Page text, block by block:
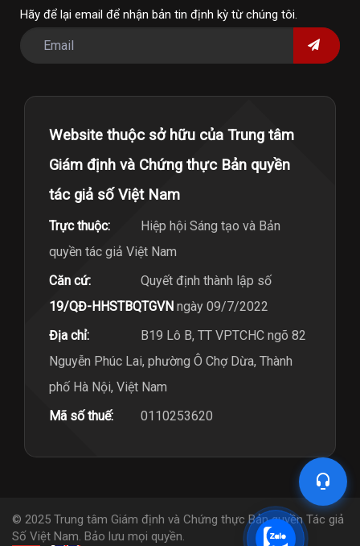
Hãy để lại email để nhận bản tin định kỳ từ chúng tôi.
Website thuộc sở hữu của Trung tâm
Giám định và Chứng thực Bản quyền
tác giả số Việt Nam
Trực thuộc:
Hiệp hội Sáng tạo và Bản
quyền tác giả Việt Nam
Căn cứ:
Quyết định thành lập số
19/QĐ-HHSTBQTGVN ngày 09/7/2022
Địa chỉ:
B19 Lô B, TT VPTCHC ngõ 82
Nguyễn Phúc Lai, phường Ô Chợ Dừa, Thành
phố Hà Nội, Việt Nam
Mã số thuế:
0110253620
© 2025 Trung tâm Giám định và Chứng thực Bản quyền Tác giả
Số Việt Nam. Bảo lưu mọi quyền.